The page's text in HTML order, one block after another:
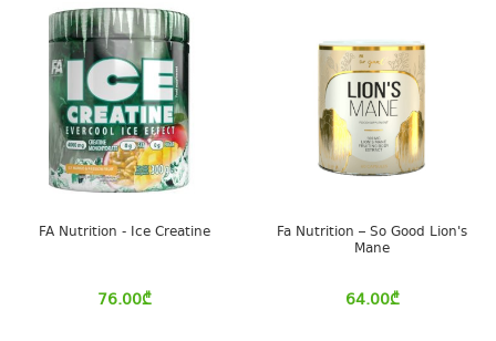
FA Nutrition - Ice Creatine
76.00₾
Fa Nutrition – So Good Lion's
Mane
64.00₾